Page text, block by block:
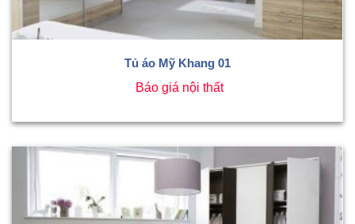
Tủ áo Mỹ Khang 01
Báo giá nội thất